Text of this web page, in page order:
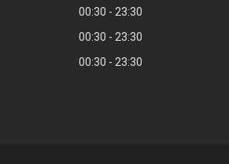
00:30
23:30
00:30
23:30
00:30 23:30